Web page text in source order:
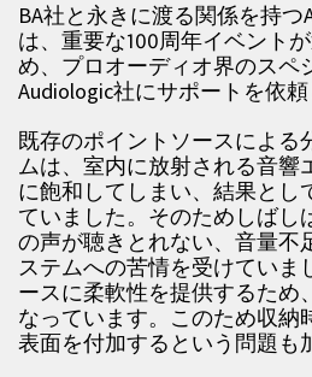
BA社と永きに渡る関係を持つ
は、重要な100周年イベント
め、プロオーディオ界のスペ
Audiologic社にサポートを依頼
既存のポイントソースによる
ムは、室内に放射される音響
に飽和してしまい、結果とし
ていました。そのためしばし
の声が聴きとれない、音量不
ステムへの苦情を受けていま
ースに柔軟性を提供するため
なっています。このため収納
表面を付加するという問題も